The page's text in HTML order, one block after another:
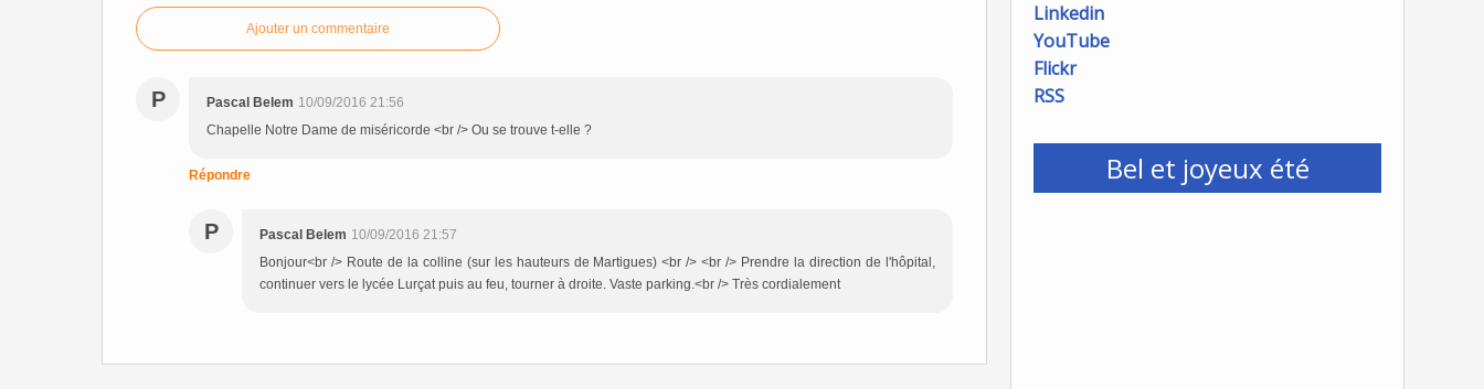
Linkedin
YouTube
Flickr
RSS
Bel et joyeux été
Ajouter un commentaire
P Pascal Belem 10/09/2016 21:56
Chapelle Notre Dame de miséricorde <br /> Ou se trouve t-elle ?
Répondre
P Pascal Belem 10/09/2016 21:57
Bonjour<br /> Route de la colline (sur les hauteurs de Martigues) <br /> <br /> Prendre la direction de l'hôpital,
continuer vers le lycée Lurçat puis au feu, tourner à droite. Vaste parking.<br /> Très cordialement